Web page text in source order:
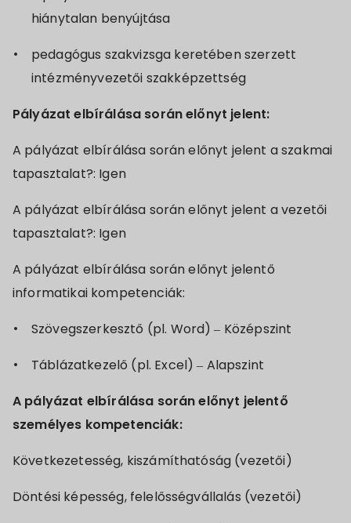
hiánytalan benyújtása
pedagógus szakvizsga keretében szerzett
intézményvezetői szakképzettség
Pályázat elbírálása során előnyt jelent:
A pályázat elbírálása során előnyt jelent a szakmai
tapasztalat?: Igen
A pályázat elbírálása során előnyt jelent a vezetői
tapasztalat?: Igen
A pályázat elbírálása során előnyt jelentő
informatikai kompetenciák:
Szövegszerkesztő (pl. Word) – Középszint
Táblázatkezelő (pl. Excel) – Alapszint
A pályázat elbírálása során előnyt jelentő
személyes kompetenciák:
Következetesség, kiszámíthatóság (vezetői)
Döntési képesség, felelősségvállalás (vezetői)